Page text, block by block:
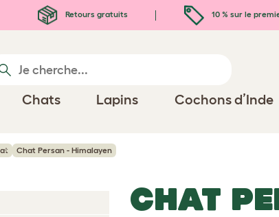
Retours gratuits 10 % sur le
Chats Lapins Cochons d’Inde
Chat Persan - Himalayen
CHAT